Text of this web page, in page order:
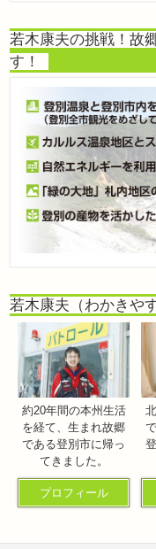
若木康夫の挑戦！故
す！
若木康夫（わかきや
約20年間の本州生活
を経て、生まれ故郷
である登別市に帰っ
てきました。
プロフィール